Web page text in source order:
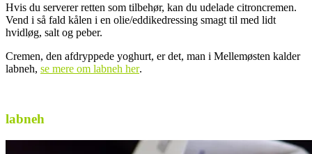
Hvis du serverer retten som tilbehør, kan du udelade citroncremen.
Vend i så fald kålen i en olie/eddikedressing smagt til med lidt
hvidløg, salt og peber.
Cremen, den afdryppede yoghurt, er det, man i Mellemøsten kalder
labneh, se mere om labneh her.
labneh